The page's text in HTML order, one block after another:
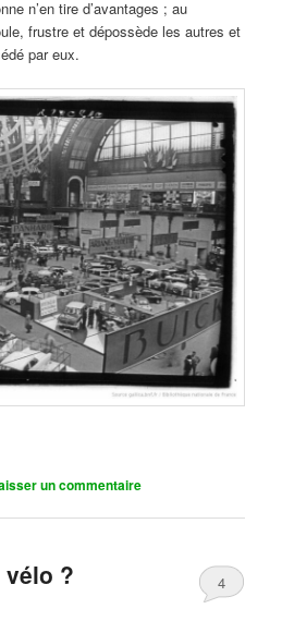
n’en tire d’avantages ; au
frustre et dépossède les autres et
par eux.
un commentaire
vélo ? 4